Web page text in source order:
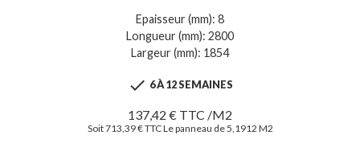
Epaisseur (mm): 8
Longueur (mm): 2800
Largeur (mm): 1854
 6 À 12 SEMAINES
137,42 € TTC /M2
Soit 713,39 € TTC Le panneau de 5,1912 M2